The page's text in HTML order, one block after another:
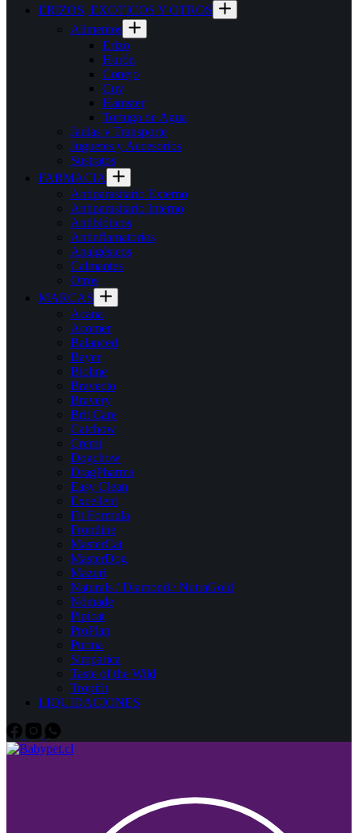
ERIZOS, EXOTICOS Y OTROS
Alimentos
Erizo
Hurón
Conejo
Cuy
Hamster
Tortuga de Agua
Jaulas y Transporte
Juguetes y Accesorios
Sustratos
FARMACIA
Antiparasitario Externo
Antiparasitario Interno
Antibióticos
Antinflamatorios
Analgésicos
Calmantes
Otros
MARCAS
Acana
Acomer
Balanced
Bayer
Bioline
Bravecto
Bravery
Brit Care
Catchow
Cremi
Dogchow
DragPharma
Easy Clean
Excellent
Fit Formula
Frontline
MasterCat
MasterDog
Mazuri
Naturals / Diamond / NutraGold
Nómade
Pipicat
ProPlan
Purina
Simparica
Taste of the Wild
Tropifit
LIQUIDACIONES